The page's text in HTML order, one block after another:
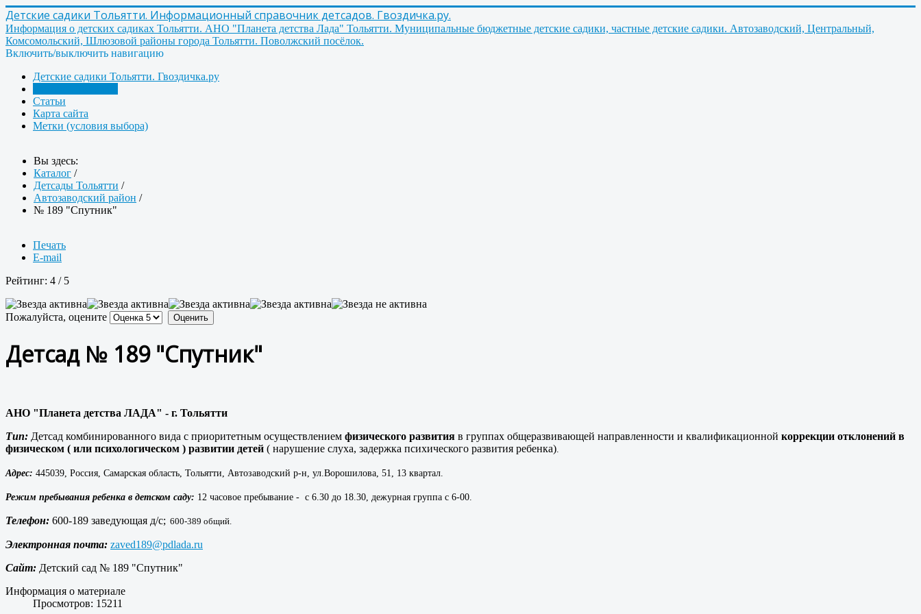
Детские садики Тольятти. Информационный справочник детсадов. Гвоздичка.ру.
Информация о детских садиках Тольятти. АНО "Планета детства Лада" Тольятти. Муниципальные бюджетные детские садики, частные детские садики. Автозаводский, Центральный,
Комсомольский, Шлюзовой районы города Тольятти. Поволжский посёлок.
Включить/выключить навигацию
Детские садики Тольятти. Гвоздичка.ру
Статьи
Карта сайта
Метки (условия выбора)
Вы здесь:
Каталог /
Детсады Тольятти /
Автозаводский район /
№ 189 "Спутник"
Печать
E-mail
Рейтинг: 4 / 5
Пожалуйста, оцените
Детсад № 189 "Спутник"
АНО "Планета детства ЛАДА" - г. Тольятти
Тип: Детсад комбинированного вида с приоритетным осуществлением физического развития в группах общеразвивающей направленности и квалификационной коррекции отклонений в
физическом ( или психологическом ) развитии детей ( нарушение слуха, задержка психического развития ребенка)
Адрес: 445039, Россия, Самарская область, Тольятти, Автозаводский р-н, ул.Ворошилова, 51, 13 квартал.
Режим пребывания ребенка в детском саду: 12 часовое пребывание - с 6.30 до 18.30, дежурная группа с 6-00.
Телефон: 600-189 заведующая д/с; 600-389 общий.
Электронная почта: zaved189@pdlada.ru
Сайт: Детский сад № 189 "Спутник"
Информация о материале
Просмотров: 15211